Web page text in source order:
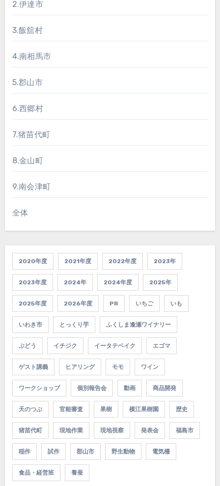
2.伊達市
3.飯舘村
4.南相馬市
5.郡山市
6.西郷村
7.猪苗代町
8.金山町
9.南会津町
全体
2020年度 2021年度 2022年度 2023年
2023年度 2024年 2024年度 2025年
2025年度 2026年度 PR いちご いも
いわき市 とっくり芋 ふくしま逢瀬ワイナリー
ぶどう イチジク イータテベイク エゴマ
ゲスト講義 ヒアリング モモ ワイン
ワークショップ 個別報告会 動画 商品開発
天のつぶ 官能審査 果樹 横江果樹園 歴史
猪苗代町 現地作業 現地視察 発表会 福島市
稲作 試作 郡山市 野生動物 電気柵
食品・経営班 養蚕